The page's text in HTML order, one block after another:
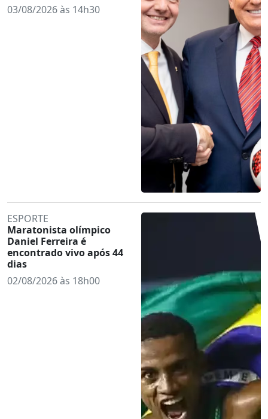
03/08/2026 às 14h30
ESPORTE
Maratonista olímpico
Daniel Ferreira é
encontrado vivo após 44
dias
02/08/2026 às 18h00